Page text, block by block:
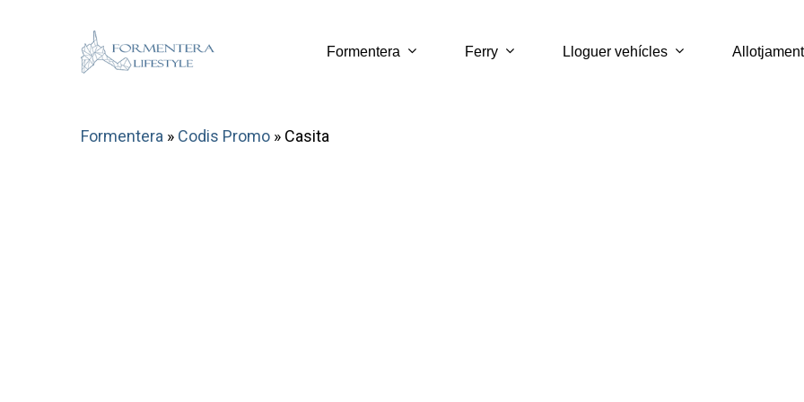
Formentera Ferry Lloguer vehícles Allotjament
Formentera » Codis Promo » Casita